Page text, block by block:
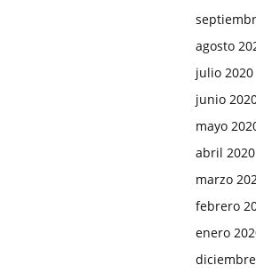
agosto
julio 2020
junio
mayo
abril 2020
marzo
febrero
enero